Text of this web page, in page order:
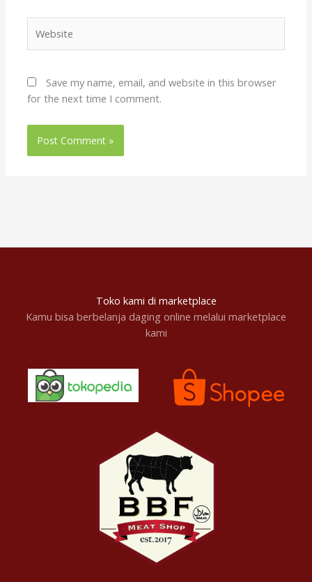
Save my name, email, and website in this browser
for the next time I comment.
Toko kami di marketplace
Kamu bisa berbelanja daging online melalui marketplace
kami